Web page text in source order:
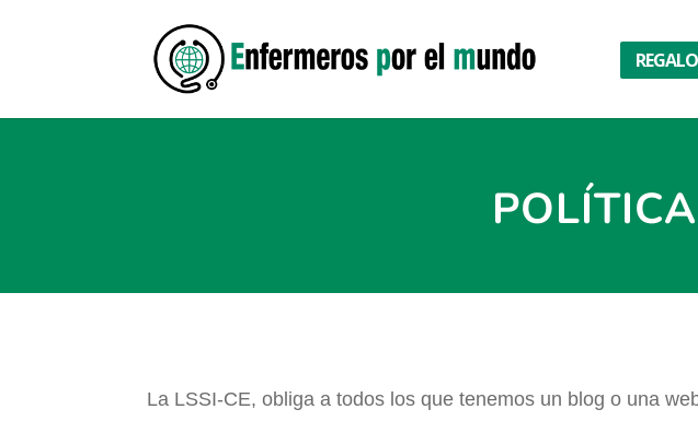
REGALO
La LSSI-CE, obliga a todos los que tenemos un blog o una